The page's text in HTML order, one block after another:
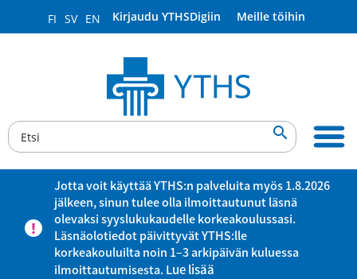
FI SV EN Kirjaudu YTHSDigiin Meille töihin

Jotta voit käyttää YTHS:n palveluita myös 1.8.2026
jälkeen, sinun tulee olla ilmoittautunut läsnä
olevaksi syyslukukaudelle korkeakoulussasi.
Läsnäolotiedot päivittyvät YTHS:lle
korkeakouluilta noin 1–3 arkipäivän kuluessa
ilmoittautumisesta.Lue lisää